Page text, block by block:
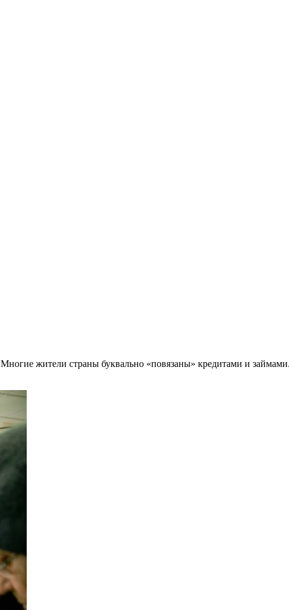
жители страны буквально «повязаны» кредитами и